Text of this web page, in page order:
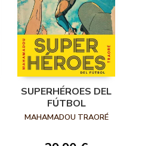
SUPERHÉROES DEL
FÚTBOL
MAHAMADOU TRAORÉ